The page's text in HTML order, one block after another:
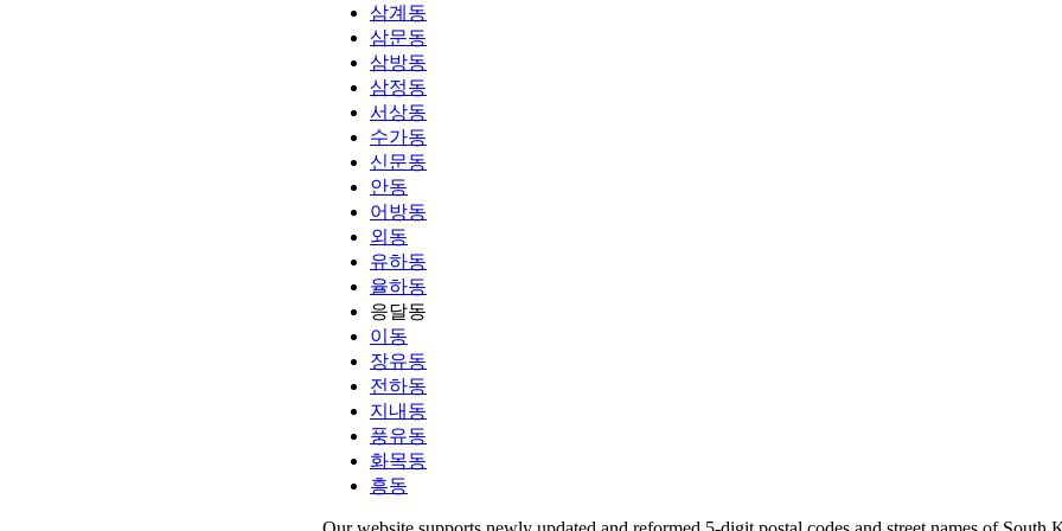
삼계동
삼문동
삼방동
삼정동
서상동
수가동
신문동
안동
어방동
외동
유하동
율하동
응달동
이동
장유동
전하동
지내동
풍유동
화목동
흥동